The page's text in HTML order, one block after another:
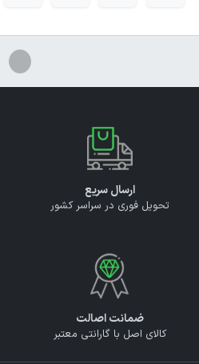
ارسال سریع
تحویل فوری در سراسر کشور
ضمانت اصالت
کالای اصل با گارانتی معتبر